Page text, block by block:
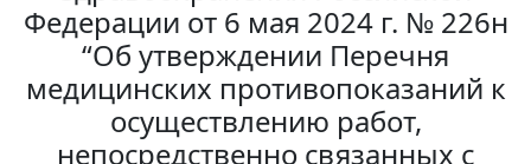
Федерации от 6 мая 2024 г. № 226н
“Об утверждении Перечня
медицинских противопоказаний к
осуществлению работ,
непосредственно связанных с